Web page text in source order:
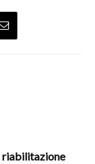
riabilitazione